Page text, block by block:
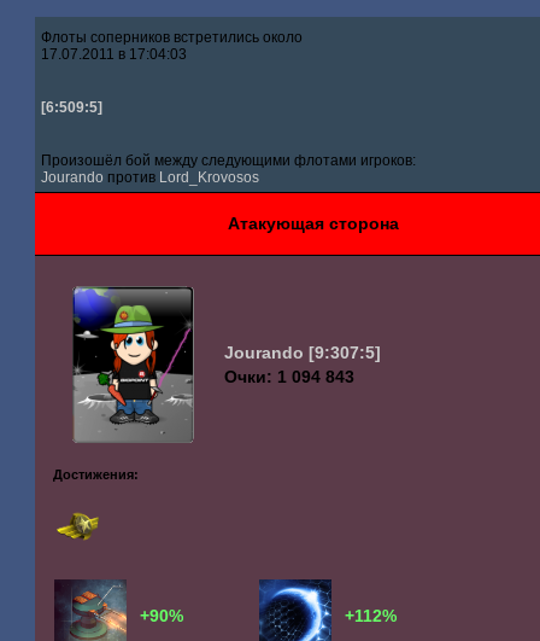
Флоты соперников встретились около
17.07.2011 в 17:04:03
[6:509:5]
Произошёл бой между следующими флотами игроков:
Jourando против Lord_Krovosos
Атакующая сторона
Jourando [9:307:5]
Очки: 1 094 843
Достижения:
+90% +112%